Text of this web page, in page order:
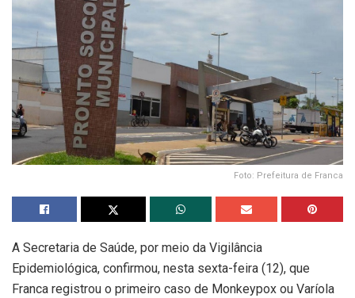
Foto: Prefeitura de Franca
A Secretaria de Saúde, por meio da Vigilância
Epidemiológica, confirmou, nesta sexta-feira (12), que
Franca registrou o primeiro caso de Monkeypox ou Varíola